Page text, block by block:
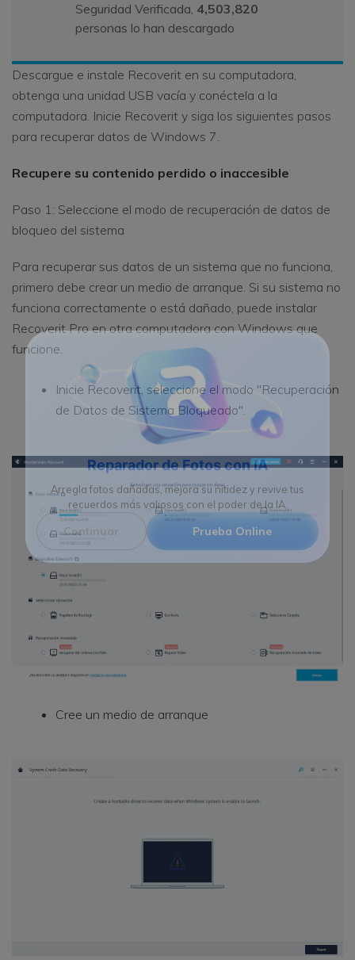
Reparador de Fotos con IA
Arregla fotos dañadas, mejora su nitidez y revive tus
recuerdos más valiosos con el poder de la IA.
Continuar Prueba Online
Seguridad Verificada, 4,503,820
personas lo han descargado
Descargue e instale Recoverit en su computadora,
obtenga una unidad USB vacía y conéctela a la
computadora. Inicie Recoverit y siga los siguientes pasos
para recuperar datos de Windows 7.
Recupere su contenido perdido o inaccesible
Paso 1: Seleccione el modo de recuperación de datos de
bloqueo del sistema
Para recuperar sus datos de un sistema que no funciona,
primero debe crear un medio de arranque. Si su sistema no
funciona correctamente o está dañado, puede instalar
Recoverit Pro en otra computadora con Windows que
funcione.
Inicie Recoverit, seleccione el modo "Recuperación
de Datos de Sistema Bloqueado".
Cree un medio de arranque